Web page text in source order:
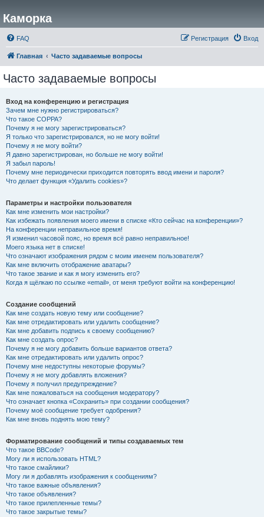
Каморка
FAQ Вход
Регистрация
Главная Часто задаваемые вопросы
Часто задаваемые вопросы
Вход на конференцию и регистрация
Зачем мне нужно регистрироваться?
Что такое COPPA?
Почему я не могу зарегистрироваться?
Я только что зарегистрировался, но не могу войти!
Почему я не могу войти?
Я давно зарегистрирован, но больше не могу войти!
Я забыл пароль!
Почему мне периодически приходится повторять ввод имени и пароля?
Что делает функция «Удалить cookies»?
Параметры и настройки пользователя
Как мне изменить мои настройки?
Как избежать появления моего имени в списке «Кто сейчас на конференции»?
На конференции неправильное время!
Я изменил часовой пояс, но время всё равно неправильное!
Моего языка нет в списке!
Что означают изображения рядом с моим именем пользователя?
Как мне включить отображение аватары?
Что такое звание и как я могу изменить его?
Когда я щёлкаю по ссылке «email», от меня требуют войти на конференцию!
Создание сообщений
Как мне создать новую тему или сообщение?
Как мне отредактировать или удалить сообщение?
Как мне добавить подпись к своему сообщению?
Как мне создать опрос?
Почему я не могу добавить больше вариантов ответа?
Как мне отредактировать или удалить опрос?
Почему мне недоступны некоторые форумы?
Почему я не могу добавлять вложения?
Почему я получил предупреждение?
Как мне пожаловаться на сообщения модератору?
Что означает кнопка «Сохранить» при создании сообщения?
Почему моё сообщение требует одобрения?
Как мне вновь поднять мою тему?
Форматирование сообщений и типы создаваемых тем
Что такое BBCode?
Могу ли я использовать HTML?
Что такое смайлики?
Могу ли я добавлять изображения к сообщениям?
Что такое важные объявления?
Что такое объявления?
Что такое прилепленные темы?
Что такое закрытые темы?